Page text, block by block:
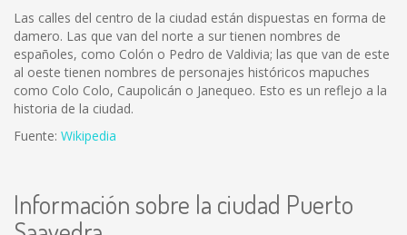
Las calles del centro de la ciudad están dispuestas en forma de
damero. Las que van del norte a sur tienen nombres de
españoles, como Colón o Pedro de Valdivia; las que van de este
al oeste tienen nombres de personajes históricos mapuches
como Colo Colo, Caupolicán o Janequeo. Esto es un reflejo a la
historia de la ciudad.
Fuente: Wikipedia
Información sobre la ciudad Puerto